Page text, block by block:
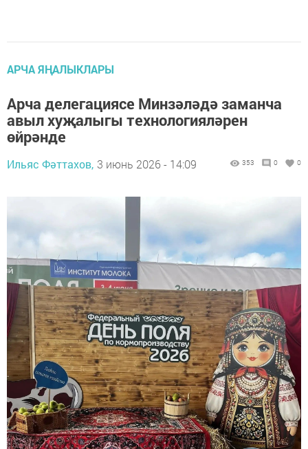
АРЧА ЯҢАЛЫКЛАРЫ
Арча делегациясе Минзәләдә заманча
авыл хуҗалыгы технологияләрен
өйрәнде
Ильяс Фәттахов, 3 июнь 2026 - 14:09 353 0 0